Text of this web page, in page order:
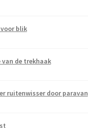
blik
van de trekhaak
ruitenwisser door paravan